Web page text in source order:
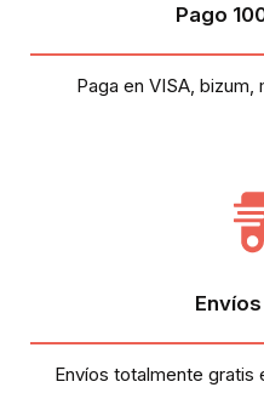
Pago
Paga en VISA,
Envíos totalmente gratis